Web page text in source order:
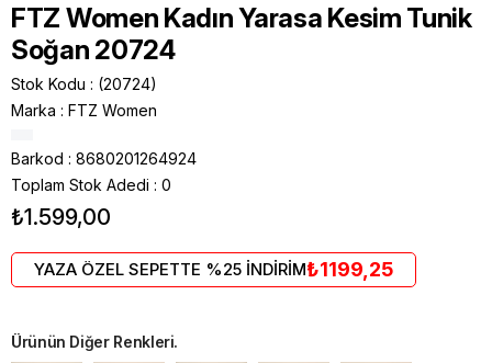
FTZ Women Kadın Yarasa Kesim Tunik
Soğan 20724
Stok Kodu
(20724)
Marka : FTZ Women
Barkod : 8680201264924
Toplam Stok Adedi : 0
₺1.599,00
YAZA ÖZEL SEPETTE %25 İNDİRİM₺1199,25
Ürünün Diğer Renkleri.